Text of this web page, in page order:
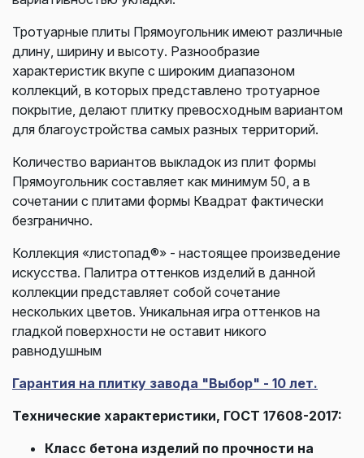
Тротуарные плиты Прямоугольник имеют различные
длину, ширину и высоту. Разнообразие
характеристик вкупе с широким диапазоном
коллекций, в которых представлено тротуарное
покрытие, делают плитку превосходным вариантом
для благоустройства самых разных территорий.
Количество вариантов выкладок из плит формы
Прямоугольник составляет как минимум 50, а в
сочетании с плитами формы Квадрат фактически
безгранично.
Коллекция «листопад®» - настоящее произведение
искусства. Палитра оттенков изделий в данной
коллекции представляет собой сочетание
нескольких цветов. Уникальная игра оттенков на
гладкой поверхности не оставит никого
равнодушным
Гарантия на плитку завода "Выбор" - 10 лет.
Технические характеристики, ГОСТ 17608-2017:
Класс бетона изделий по прочности на